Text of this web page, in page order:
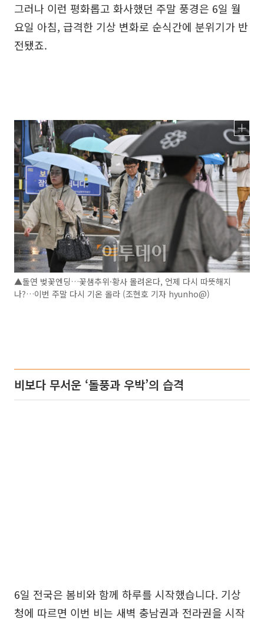
그러나 이런 평화롭고 화사했던 주말 풍경은 6일 월
요일 아침, 급격한 기상 변화로 순식간에 분위기가 반
전됐죠.
▲돌연 벚꽃엔딩…꽃샘추위·황사 몰려온다, 언제 다시 따뜻해지
나?…이번 주말 다시 기온 올라 (조현호 기자 hyunho@)
비보다 무서운 ‘돌풍과 우박’의 습격
6일 전국은 봄비와 함께 하루를 시작했습니다. 기상
청에 따르면 이번 비는 새벽 충남권과 전라권을 시작